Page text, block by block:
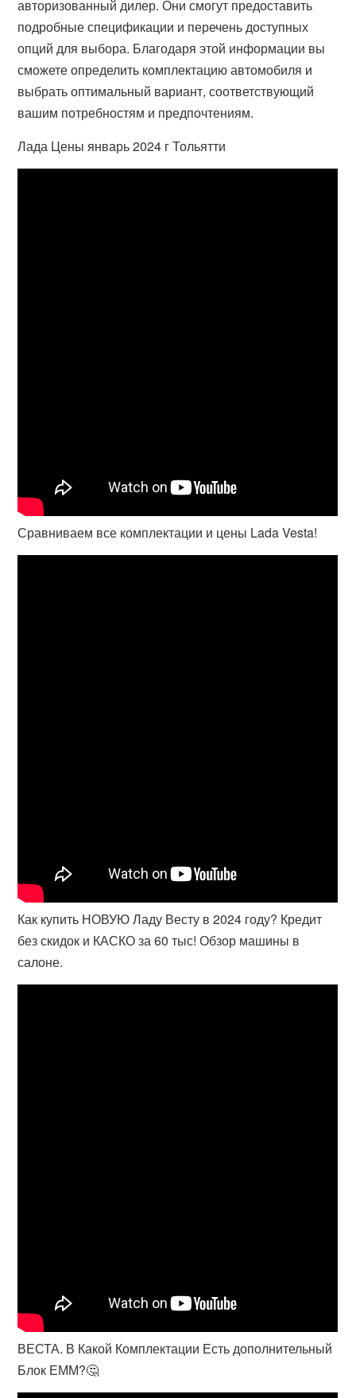
авторизованный дилер. Они смогут предоставить
подробные спецификации и перечень доступных
опций для выбора. Благодаря этой информации вы
сможете определить комплектацию автомобиля и
выбрать оптимальный вариант, соответствующий
вашим потребностям и предпочтениям.
Лада Цены январь 2024 г Тольятти
Сравниваем все комплектации и цены Lada Vesta!
Как купить НОВУЮ Ладу Весту в 2024 году? Кредит
без скидок и КАСКО за 60 тыс! Обзор машины в
салоне.
ВЕСТА. В Какой Комплектации Есть дополнительный
Блок ЕММ?🤔